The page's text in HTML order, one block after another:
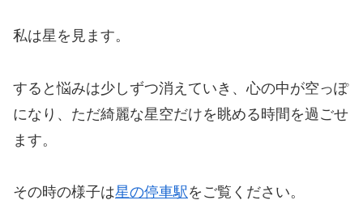
私は星を見ます。
すると悩みは少しずつ消えていき、心の中が空っぽ
になり、ただ綺麗な星空だけを眺める時間を過ごせ
ます。
その時の様子は星の停車駅をご覧ください。